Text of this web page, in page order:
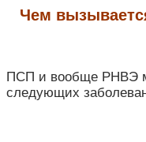
Чем
ПСП и вообще РНВЭ
следующих